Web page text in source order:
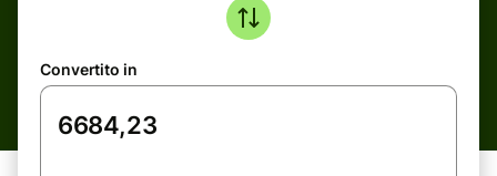
Convertito in